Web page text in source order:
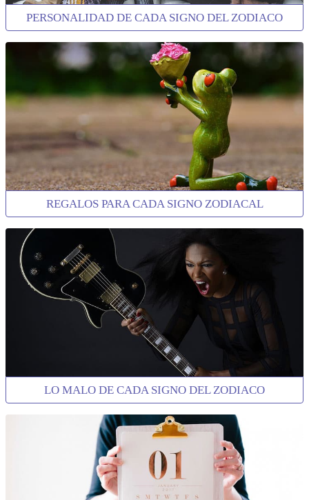
PERSONALIDAD DE CADA SIGNO DEL ZODIACO
REGALOS PARA CADA SIGNO ZODIACAL
LO MALO DE CADA SIGNO DEL ZODIACO